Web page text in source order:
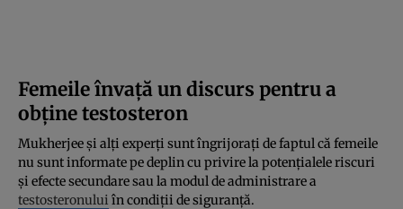
Femeile învață un discurs pentru a
obține testosteron
Mukherjee și alți experți sunt îngrijorați de faptul că femeile
nu sunt informate pe deplin cu privire la potențialele riscuri
și efecte secundare sau la modul de administrare a
testosteronului în condiții de siguranță.